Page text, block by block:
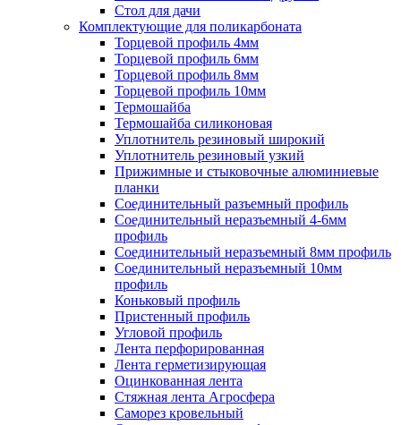
Стол для дачи
Комплектующие для поликарбоната
Торцевой профиль 4мм
Торцевой профиль 6мм
Торцевой профиль 8мм
Торцевой профиль 10мм
Термошайба
Термошайба силиконовая
Уплотнитель резиновый широкий
Уплотнитель резиновый узкий
Прижимные и стыковочные алюминиевые
планки
Соединительный разъемный профиль
Соединительный неразъемный 4-6мм
профиль
Соединительный неразъемный 8мм профиль
Соединительный неразъемный 10мм
профиль
Коньковый профиль
Пристенный профиль
Угловой профиль
Лента перфорированная
Лента герметизирующая
Оцинкованная лента
Стяжная лента Агросфера
Саморез кровельный